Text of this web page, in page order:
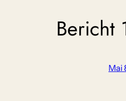
Bericht
Mai